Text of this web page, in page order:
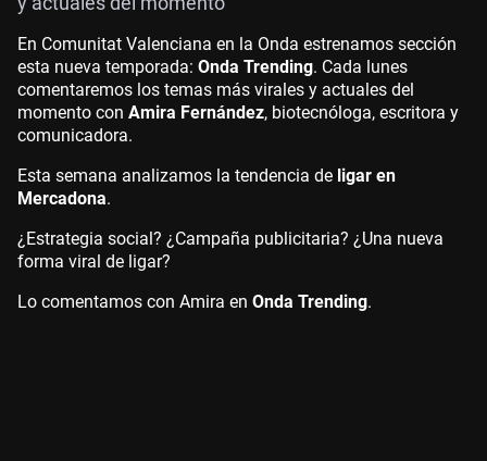
En Comunitat Valenciana en la Onda estrenamos sección
esta nueva temporada: Onda Trending. Cada lunes
comentaremos los temas más virales y actuales del
momento con Amira Fernández, biotecnóloga, escritora y
comunicadora.
Esta semana analizamos la tendencia de ligar en
Mercadona.
¿Estrategia social? ¿Campaña publicitaria? ¿Una nueva
forma viral de ligar?
Lo comentamos con Amira en Onda Trending.